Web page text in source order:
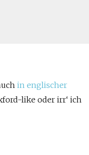
in englischer
like oder irr‘ ich